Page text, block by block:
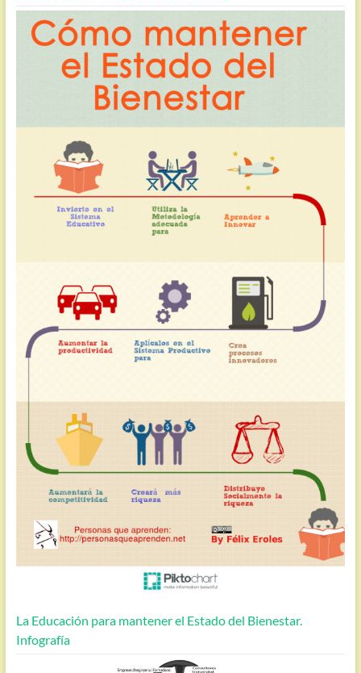
La Educación para mantener el Estado del Bienestar.
Infografía